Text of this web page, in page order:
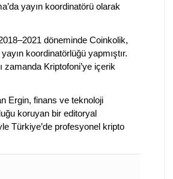
yayın koordinatörü olarak
döneminde Coinkolik,
koordinatörlüğü yapmıştır.
zamanda Kriptofoni’ye içerik
Ergin, finans ve teknoloji
koruyan bir editoryal
Türkiye’de profesyonel kripto